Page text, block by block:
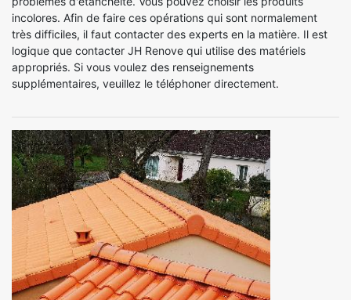
incolores. Afin de faire ces opérations qui sont normalement
très difficiles, il faut contacter des experts en la matière. Il est
logique que contacter JH Renove qui utilise des matériels
appropriés. Si vous voulez des renseignements
supplémentaires, veuillez le téléphoner directement.